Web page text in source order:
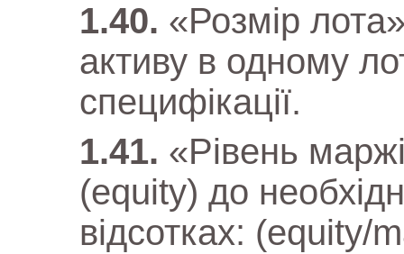
«Розмір
активу в одному
специфікації.
«Рівень
(equity) до
відсотках: (equity/